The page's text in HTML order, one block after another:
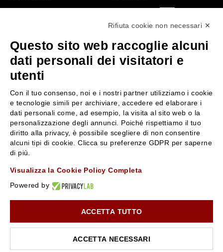
servizioclienti@rossiprofumi.it
SERVIZIO CLIENTI
Resi e rimborsi
Pagamenti
Spedizione
Condizioni generali di vendita
Privacy Policy
Chi siamo
Contattaci
Negozi
Attiva la Rossi Card
Lavora con noi
10% di Sconto sul primo ordine!*
Iscriviti alla newsletter e rimani aggiornato con le novità e
le promozioni Rossi Profumi.
*Il Buono non si applica su Articoli in Promozione
Rifiuta cookie non necessari ✕
Questo sito web raccoglie alcuni
dati personali dei visitatori e
utenti
Con il tuo consenso, noi e i nostri partner utilizziamo i cookie
e tecnologie simili per archiviare, accedere ed elaborare i
dati personali come, ad esempio, la visita al sito web o la
personalizzazione degli annunci. Poiché rispettiamo il tuo
diritto alla privacy, è possibile scegliere di non consentire
alcuni tipi di cookie. Clicca su preferenze GDPR per saperne
di più.
Visualizza la Cookie Policy Completa
Powered by
ACCETTA TUTTO
ACCETTA NECESSARI